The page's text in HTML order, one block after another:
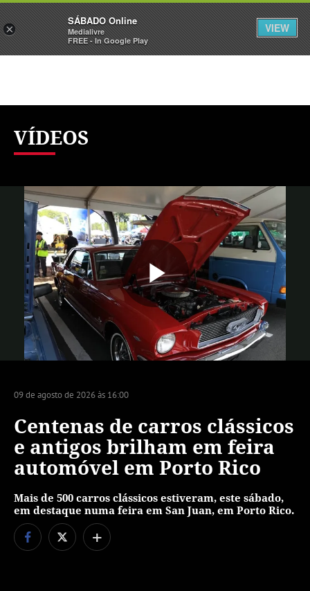
Sábado Assine Iniciar Sessão
VÍDEOS
09 de agosto de 2026 às 16:00
Centenas de carros clássicos
e antigos brilham em feira
automóvel em Porto Rico
Mais de 500 carros clássicos estiveram, este sábado,
em destaque numa feira em San Juan, em Porto Rico.
+
×
SÁBADO Online
Medialivre
FREE - In Google Play
VIEW